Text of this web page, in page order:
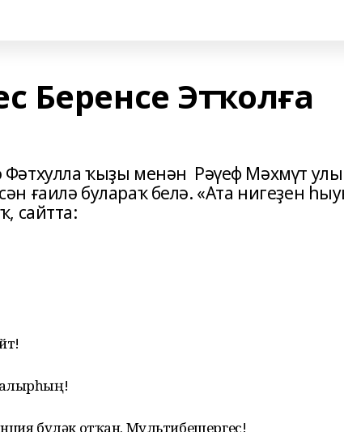
Беренсе Этҡолға
ҡыҙы менән Рәүеф Мәхмүт
ғаилә булараҡ белә. «Ата нигеҙен
сайтта:
алырһың!
бүләк отҡан. Мультибешергес!